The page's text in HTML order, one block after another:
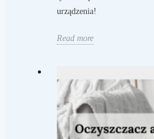
urządzenia!
Read more